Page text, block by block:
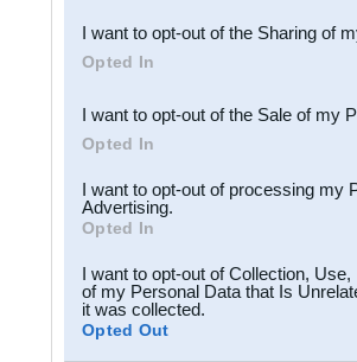
Downstream Participants
third parties.
I want to opt-out of the Sharing of
Opted In
I want to opt-out of the Sale of my
Opted In
I want to opt-out of processing my
Advertising.
Opted In
I want to opt-out of Collection,
of my Personal Data that Is
it was collected.
Opted Out